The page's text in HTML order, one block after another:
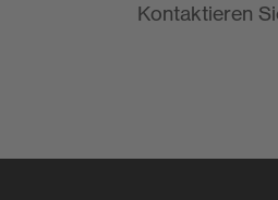
Kontaktieren